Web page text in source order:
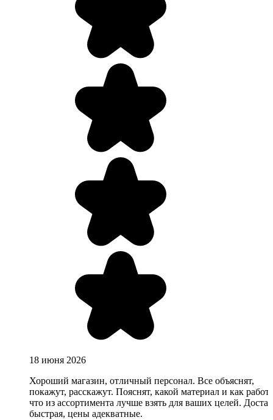
18 июня 2026
Хороший магазин, отличный персонал. Все объяснят,
покажут, расскажут. Пояснят, какой материал и как
что из ассортимента лучше взять для ваших целей.
быстрая, цены адекватные.